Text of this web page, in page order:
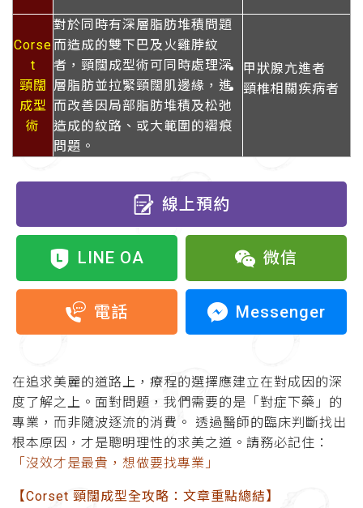
Corse
t
頸闊
成型
術
對於同時有深層脂肪堆積問題
而造成的雙下巴及火雞脖紋
者，頸闊成型術可同時處理深
層脂肪並拉緊頸闊肌邊緣，進
而改善因局部脂肪堆積及松弛
造成的紋路、或大範圍的褶痕
問題。
甲狀腺亢進者
頸椎相關疾病者
線上預約
LINE OA 微信
電話 Messenger
在追求美麗的道路上，療程的選擇應建立在對成因的深
度了解之上。面對問題，我們需要的是「對症下藥」的
專業，而非隨波逐流的消費。 透過醫師的臨床判斷找出
根本原因，才是聰明理性的求美之道。請務必記住：
「沒效才是最貴，想做要找專業」
【Corset 頸闊成型全攻略：文章重點總結】